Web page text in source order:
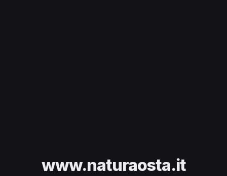
www.naturaosta.it